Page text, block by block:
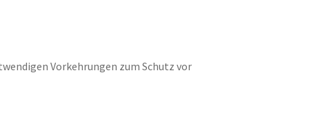
Vorkehrungen zum Schutz vor